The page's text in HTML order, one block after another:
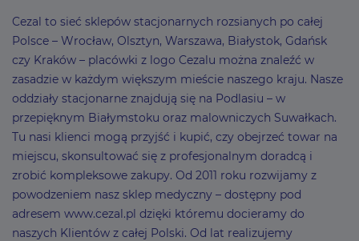
Cezal to sieć sklepów stacjonarnych rozsianych po całej
Polsce – Wrocław, Olsztyn, Warszawa, Białystok, Gdańsk
czy Kraków – placówki z logo Cezalu można znaleźć w
zasadzie w każdym większym mieście naszego kraju. Nasze
oddziały stacjonarne znajdują się na Podlasiu – w
przepięknym Białymstoku oraz malowniczych Suwałkach.
Tu nasi klienci mogą przyjść i kupić, czy obejrzeć towar na
miejscu, skonsultować się z profesjonalnym doradcą i
zrobić kompleksowe zakupy. Od 2011 roku rozwijamy z
powodzeniem nasz sklep medyczny – dostępny pod
adresem www.cezal.pl dzięki któremu docieramy do
naszych Klientów z całej Polski. Od lat realizujemy